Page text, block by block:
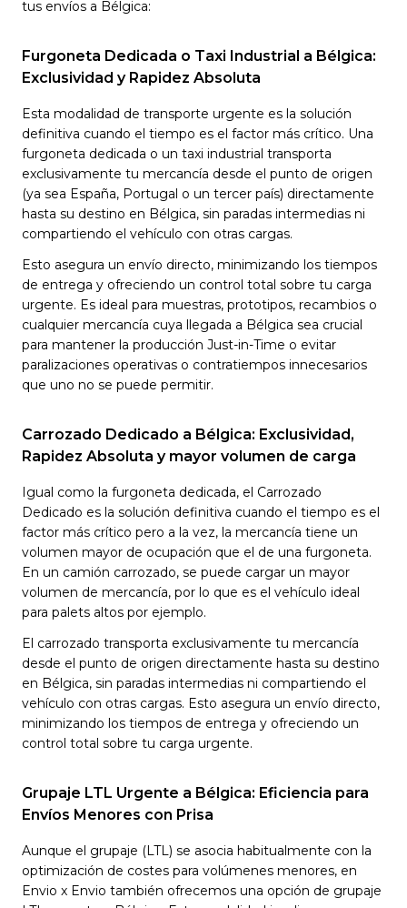
tus envíos a Bélgica:
Furgoneta Dedicada o Taxi Industrial a Bélgica:
Exclusividad y Rapidez Absoluta
Esta modalidad de transporte urgente es la solución
definitiva cuando el tiempo es el factor más crítico. Una
furgoneta dedicada o un taxi industrial transporta
exclusivamente tu mercancía desde el punto de origen
(ya sea España, Portugal o un tercer país) directamente
hasta su destino en Bélgica, sin paradas intermedias ni
compartiendo el vehículo con otras cargas.
Esto asegura un envío directo, minimizando los tiempos
de entrega y ofreciendo un control total sobre tu carga
urgente. Es ideal para muestras, prototipos, recambios o
cualquier mercancía cuya llegada a Bélgica sea crucial
para mantener la producción Just-in-Time o evitar
paralizaciones operativas o contratiempos innecesarios
que uno no se puede permitir.
Carrozado Dedicado a Bélgica: Exclusividad,
Rapidez Absoluta y mayor volumen de carga
Igual como la furgoneta dedicada, el Carrozado
Dedicado es la solución definitiva cuando el tiempo es el
factor más crítico pero a la vez, la mercancía tiene un
volumen mayor de ocupación que el de una furgoneta.
En un camión carrozado, se puede cargar un mayor
volumen de mercancía, por lo que es el vehículo ideal
para palets altos por ejemplo.
El carrozado transporta exclusivamente tu mercancía
desde el punto de origen directamente hasta su destino
en Bélgica, sin paradas intermedias ni compartiendo el
vehículo con otras cargas. Esto asegura un envío directo,
minimizando los tiempos de entrega y ofreciendo un
control total sobre tu carga urgente.
Grupaje LTL Urgente a Bélgica: Eficiencia para
Envíos Menores con Prisa
Aunque el grupaje (LTL) se asocia habitualmente con la
optimización de costes para volúmenes menores, en
Envio x Envio también ofrecemos una opción de grupaje